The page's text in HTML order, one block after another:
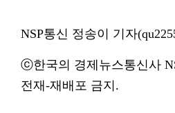
NSP통신 정송이 기자
ⓒ한국의 경제뉴스통신사
전재-재배포 금지.